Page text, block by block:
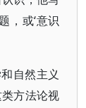
，或‘意识
自然主义
方法论视